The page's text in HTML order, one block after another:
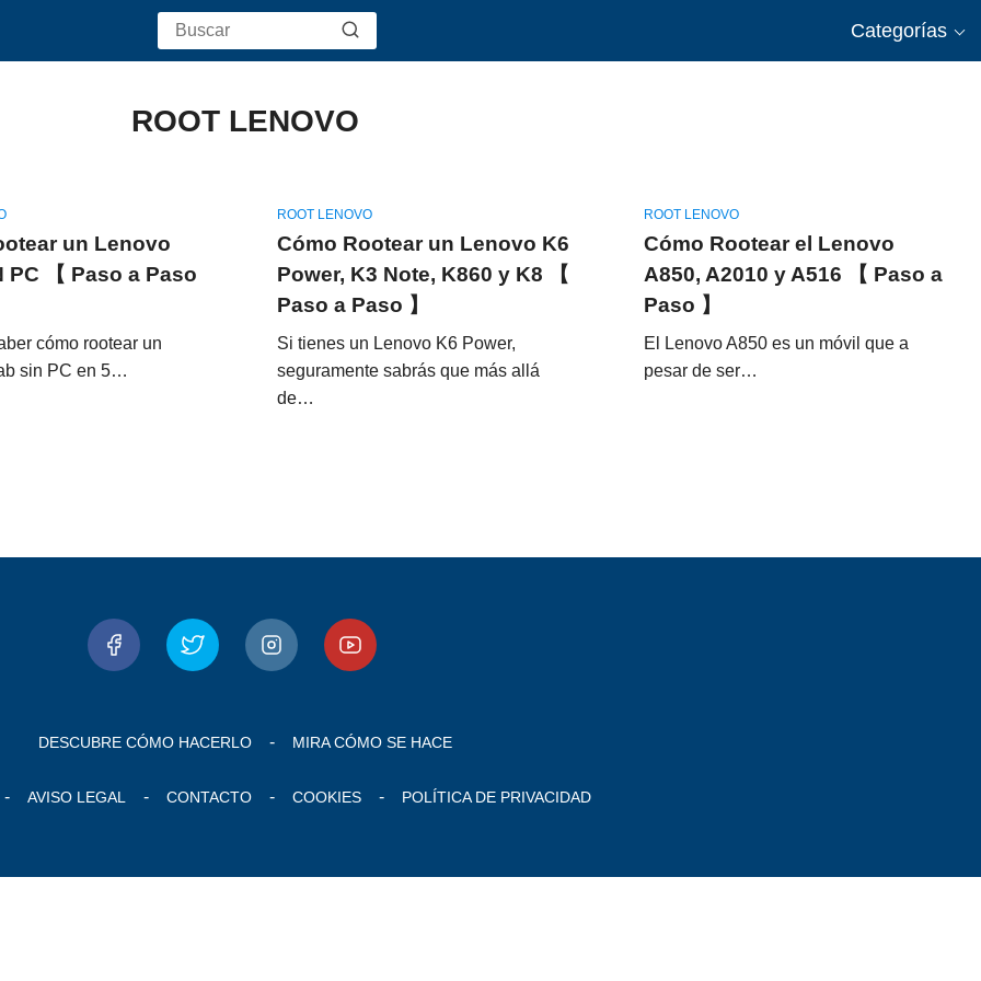
Categorías
ROOT LENOVO
un Lenovo
PC 【 Paso a Paso
cómo rootear un
sin PC en 5…
ROOT LENOVO
Cómo Rootear un Lenovo K6
Power, K3 Note, K860 y K8 【
Paso a Paso 】
Si tienes un Lenovo K6 Power,
seguramente sabrás que más allá
de…
ROOT LENOVO
Cómo Rootear el Lenovo
A850, A2010 y A516 【 Paso a
Paso 】
El Lenovo A850 es un móvil que a
pesar de ser…
DESCUBRE CÓMO HACERLO MIRA CÓMO SE HACE
AVISO LEGAL CONTACTO COOKIES POLÍTICA DE PRIVACIDAD